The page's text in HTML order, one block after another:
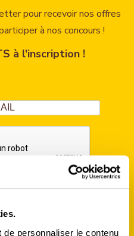
personnaliser le contenu
pour recevoir nos offres
à nos concours !
à l'inscription !